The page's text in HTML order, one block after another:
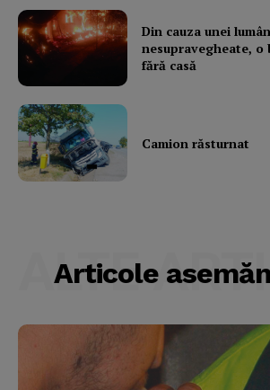
Din cauza unei
nesupravegheate, o
fără casă
Camion răsturnat
Articole
ALTE